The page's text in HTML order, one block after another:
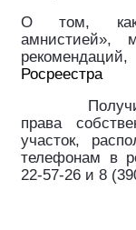
О том, как
амнистией»,
Росреестра
права
участок,
телефонам в
22-57-26 и 8